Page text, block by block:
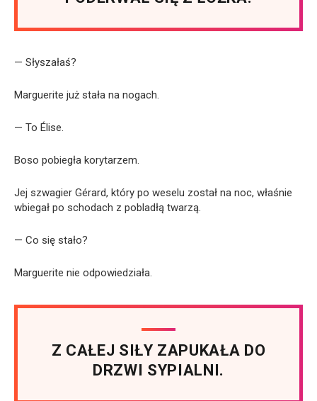
— Słyszałaś?
Marguerite już stała na nogach.
— To Élise.
Boso pobiegła korytarzem.
Jej szwagier Gérard, który po weselu został na noc, właśnie
wbiegał po schodach z pobladłą twarzą.
— Co się stało?
Marguerite nie odpowiedziała.
Z CAŁEJ SIŁY ZAPUKAŁA DO
DRZWI SYPIALNI.